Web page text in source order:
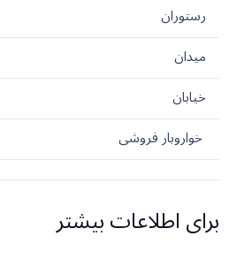
رستوران
میدان
خیابان
خواروبار فروشی
برای اطلاعات بیشتر